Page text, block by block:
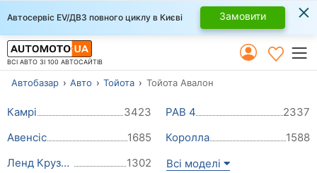
Автосервіс EV/ДВЗ повного циклу в Києві Замовити ×
ВСІ АВТО ЗІ 100 АВТОСАЙТІВ
Автобазар Авто Тойота Тойота Авалон
Камрі 3423 РАВ 4
2337
Авенсіс
1685 Королла
1588
Ленд Крузер Прадо
1302 Всі моделі